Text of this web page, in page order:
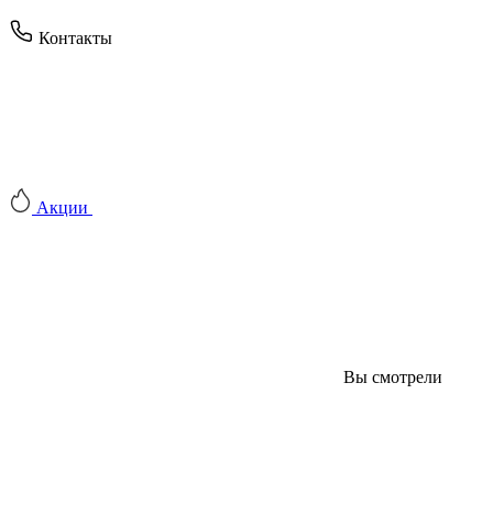
Контакты
Акции
Вы смотрели